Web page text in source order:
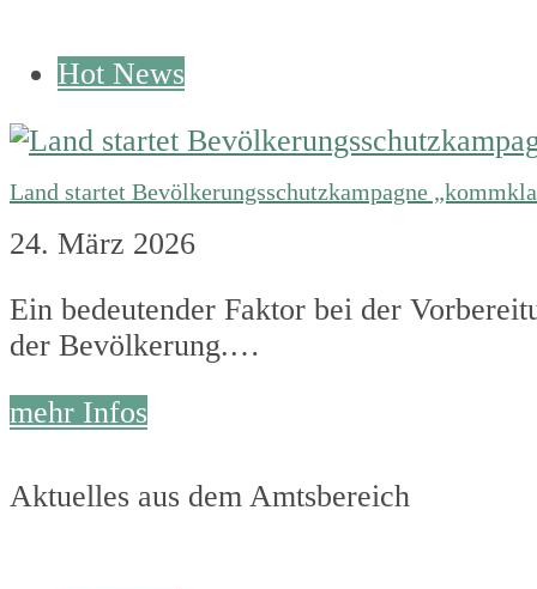
Hot News
Land startet Bevölkerungsschutzkampagne
24. März 2026
Ein bedeutender Faktor bei der
der Bevölkerung.…
mehr Infos
Aktuelles aus dem Amtsbereich